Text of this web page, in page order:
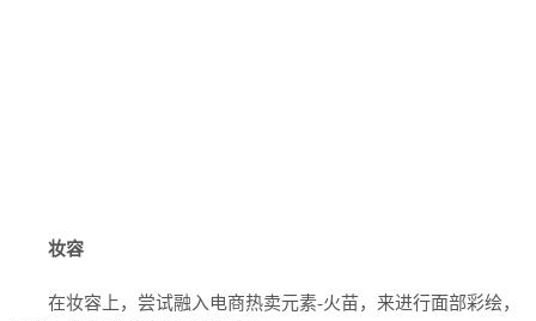
妆容
在妆容上，尝试融入电商热卖元素-火苗，来进行面部彩绘，